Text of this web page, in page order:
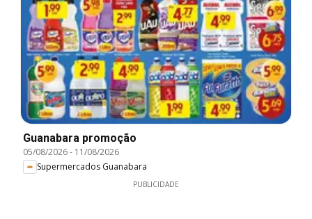
Guanabara promoção
05/08/2026- 11/08/2026
Supermercados Guanabara
PUBLICIDADE